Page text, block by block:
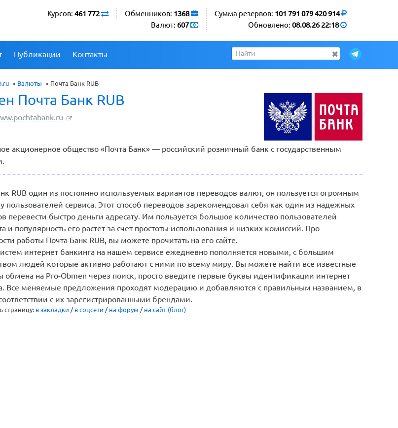
Сумма резервов: 101 791 079 420 914
Обновлено: 08.08.26 22:18
Обменников: 1368
Валют: 607
Курсов: 461 772
Публикации Контакты
» Валюты » Почта Банк RUB
Почта Банк RUB
акционерное общество «Почта Банк» — российский розничный банк с государственным
RUB один из постоянно используемых вариантов переводов валют, он пользуется огромным
пользователей сервиса. Этот способ переводов зарекомендовал себя как один из надежных
перевести быстро деньги адресату. Им пользуется большое количество пользователей
и популярность его растет за счет простоты использования и низких комиссий. Про
работы Почта Банк RUB, вы можете прочитать на его сайте.
интернет банкинга на нашем сервисе ежедневно пополняется новыми, с большим
людей которые активно работают с ними по всему миру. Вы можете найти все известные
обмена на Pro-Obmen через поиск, просто введите первые буквы идентификации интернет
Все меняемые предложения проходят модерацию и добавляются с правильным названием, в
с их зарегистрированными брендами.
страницу: в закладки / в соцсети / на форум / на сайт (блог)